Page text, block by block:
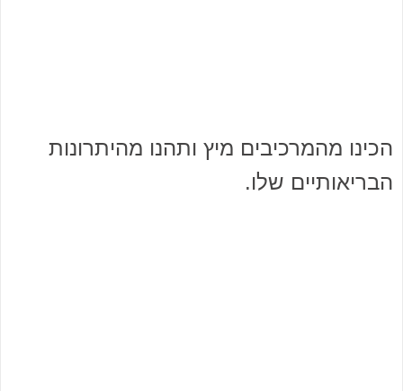
הכינו מהמרכיבים מיץ ותהנו מהיתרונות
הבריאותיים שלו.